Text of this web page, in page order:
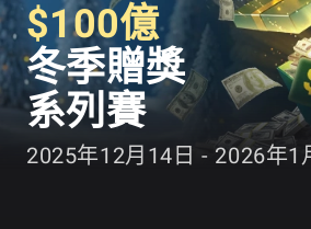
$100億
冬季贈獎
系列賽
2025年12月14日 - 2026年1